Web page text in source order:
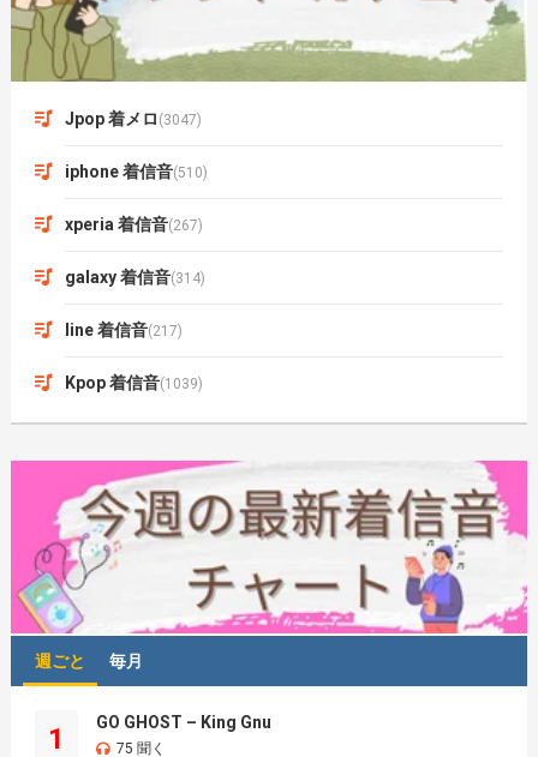
Jpop 着メロ (3047)
iphone 着信音(510)
xperia 着信音(267)
galaxy 着信音(314)
line 着信音(217)
Kpop 着信音(1039)
週ごと 毎月
1
GO GHOST – King Gnu
75 聞く